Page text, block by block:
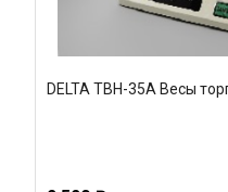
DELTA ТВН-35А Весы